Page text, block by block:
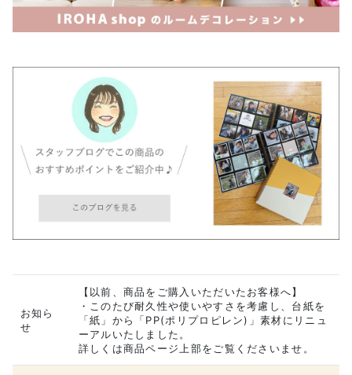
お知ら
せ
【以前、商品をご購入いただいたお客様へ】
・このたび耐久性や使いやすさを考慮し、台紙を
「紙」から「PP(ポリプロピレン)」素材にリニュ
ーアルいたしました。
詳しくは商品ページ上部をご覧くださいませ。